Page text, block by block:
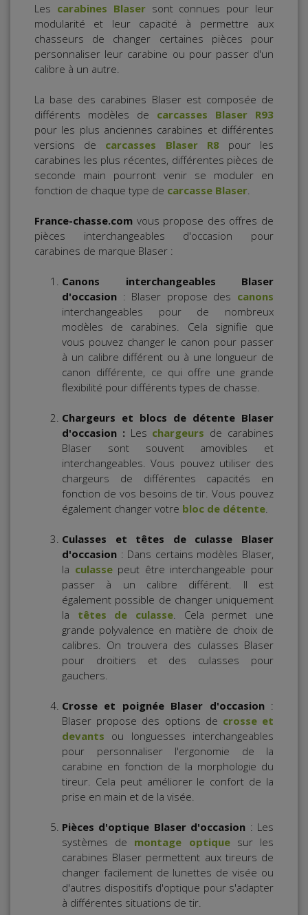
Les carabines Blasersont connues pour leur
modularité et leur capacité à permettre aux
chasseurs de changer certaines pièces pour
personnaliser leur carabine ou pour passer d'un
calibre à un autre.
La base des carabines Blaser est composée de
différents modèles de carcasses Blaser R93
pour les plus anciennes carabines et différentes
versions de carcasses Blaser R8pour les
carabines les plus récentes, différentes pièces de
seconde main pourront venir se moduler en
fonction de chaque type de carcasse Blaser
France-chasse.com vous propose des offres de
pièces interchangeables d'occasion pour
carabines de marque Blaser :
Canons interchangeables Blaser
d'occasion : Blaser propose des canons
interchangeables pour de nombreux
modèles de carabines. Cela signifie que
vous pouvez changer le canon pour passer
à un calibre différent ou à une longueur de
canon différente, ce qui offre une grande
flexibilité pour différents types de chasse.
Chargeurs et blocs de détente Blaser
d'occasion : Les chargeurs de carabines
Blaser sont souvent amovibles et
interchangeables. Vous pouvez utiliser des
chargeurs de différentes capacités en
fonction de vos besoins de tir. Vous pouvez
également changer votre bloc de détente
Culasses et têtes de culasse
Blaser
d'occasion : Dans certains modèles Blaser,
la culassepeut être interchangeable pour
passer à un calibre différent. Il est
également possible de changer uniquement
la têtes de culasse . Cela permet une
grande polyvalence en matière de choix de
calibres. On trouvera des culasses Blaser
pour droitiers et des culasses pour
gauchers.
Crosse et poignée Blaser d'occasion :
Blaser propose des options de crosse et
devants ou longuesses interchangeables
pour personnaliser l'ergonomie de la
carabine en fonction de la morphologie du
tireur. Cela peut améliorer le confort de la
prise en main et de la visée.
Pièces d'optique Blaser d'occasion : Les
systèmes de montage optiquesur les
carabines Blaser permettent aux tireurs de
changer facilement de lunettes de visée ou
d'autres dispositifs d'optique pour s'adapter
à différentes situations de tir.